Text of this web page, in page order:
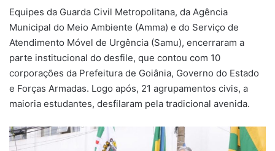
Equipes da Guarda Civil Metropolitana, da Agência
Municipal do Meio Ambiente (Amma) e do Serviço de
Atendimento Móvel de Urgência (Samu), encerraram a
parte institucional do desfile, que contou com 10
corporações da Prefeitura de Goiânia, Governo do Estado
e Forças Armadas. Logo após, 21 agrupamentos civis, a
maioria estudantes, desfilaram pela tradicional avenida.